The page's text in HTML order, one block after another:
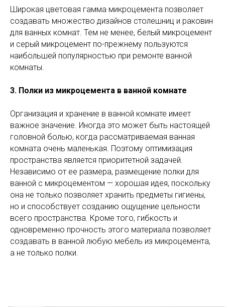
Широкая цветовая гамма микроцемента позволяет
создавать множество дизайнов столешниц и раковин
для ванных комнат. Тем не менее, белый микроцемент
и серый микроцемент по-прежнему пользуются
наибольшей популярностью при ремонте ванной
комнаты.
3. Полки из микроцемента в ванной комнате
Организация и хранение в ванной комнате имеет
важное значение. Иногда это может быть настоящей
головной болью, когда рассматриваемая ванная
комната очень маленькая. Поэтому оптимизация
пространства является приоритетной задачей.
Независимо от ее размера, размещение полки для
ванной с микроцементом — хорошая идея, поскольку
она не только позволяет хранить предметы гигиены,
но и способствует созданию ощущение цельности
всего пространства. Кроме того, гибкость и
одновременно прочность этого материала позволяет
создавать в ванной любую мебель из микроцемента,
а не только полки.